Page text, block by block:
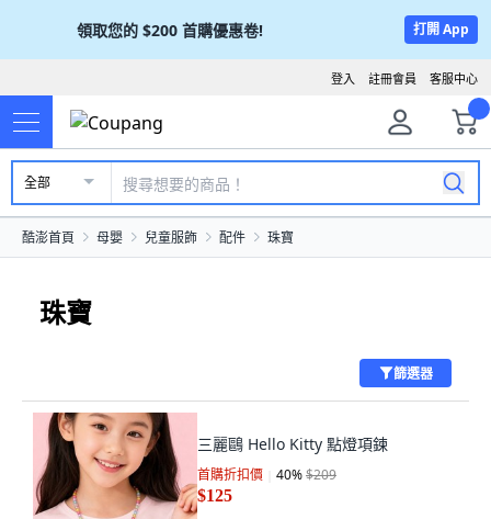
領取您的 $200 首購優惠卷! 打開 App
客服中心
註冊會員
登入
全部
酷澎首頁 母嬰 兒童服飾 配件 珠寶
珠寶
篩選器
三麗鷗 Hello Kitty 點燈項鍊
首購折扣價 40%$209
$125